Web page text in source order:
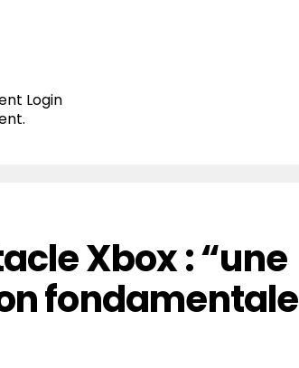
Login
Xbox : “une
fondamentale